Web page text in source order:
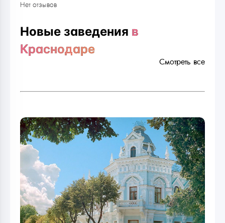
Нет отзывов
Новые заведения в
Краснодаре
Смотреть все